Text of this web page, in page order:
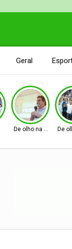
Geral
De olho na AlepeDe